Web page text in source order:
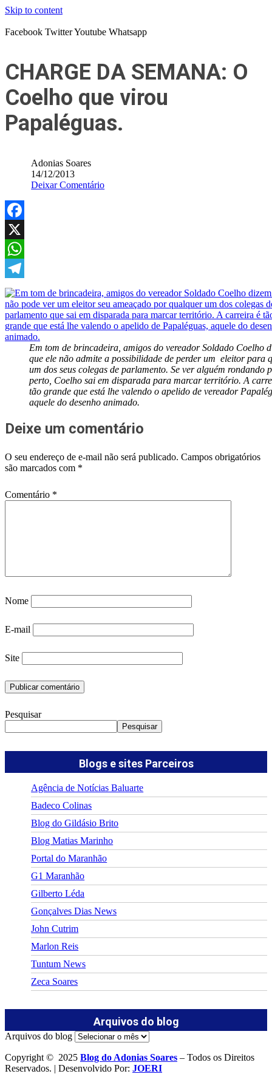
Skip to content
Facebook TwitterYoutube Whatsapp
CHARGE DA SEMANA: O
Coelho que virou
Papaléguas.
Adonias Soares
14/12/2013
Deixar Comentário
Facebook
X
WhatsApp
Telegram
Em tom de brincadeira, amigos do vereador Soldado Coelho
que ele não admite a possibilidade de perder um eleitor para
um dos seus colegas de parlamento. Se ver alguém rondando
perto, Coelho sai em disparada para marcar território. A
tão grande que está lhe valendo o apelido de vereador
aquele do desenho animado.
Deixe um comentário
O seu endereço de e-mail não será publicado. Campos obrigatórios
são marcados com *
Comentário *
Nome
E-mail
Site
Pesquisar
Pesquisar
Blogs e sites Parceiros
Agência de Notícias Baluarte
Badeco Colinas
Blog do Gildásio Brito
Blog Matias Marinho
Portal do Maranhão
G1 Maranhão
Gilberto Léda
Gonçalves Dias News
John Cutrim
Marlon Reis
Tuntum News
Zeca Soares
Arquivos do blog
Arquivos do blog
Copyright © 2025 Blog do Adonias Soares – Todos os Direitos
Reservados. | Desenvolvido Por: JOERI